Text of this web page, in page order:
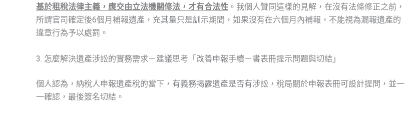
基於租稅法律主義，應交由立法機關修法，才有合法性 。我個人贊同這樣的見解，在沒有法條修正之前，
所謂官司確定後6個月補報遺產，充其量只是訓示期間，如果沒有在六個月內補報，不能視為漏報遺產的
違章行為予以處罰。
3. 怎麼解決遺產涉訟的實務需求－建議思考「改善申報手續－書表冊提示問題與切結」
個人認為，納稅人申報遺產稅的當下，有義務揭露遺產是否有涉訟，稅局關於申報表冊可設計提問，並一
一確認，最後簽名切結。